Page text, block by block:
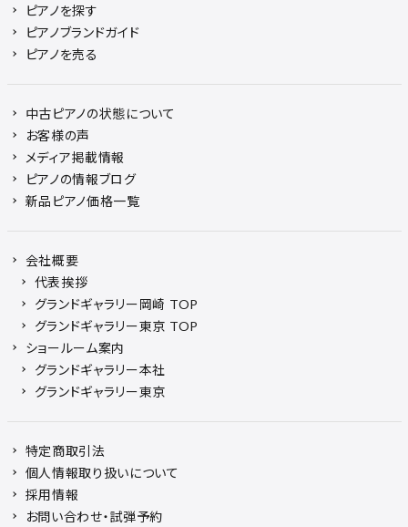
ピアノを探す
ピアノブランドガイド
ピアノを売る
中古ピアノの状態について
お客様の声
メディア掲載情報
ピアノの情報ブログ
新品ピアノ価格一覧
会社概要
代表挨拶
グランドギャラリー岡崎 TOP
グランドギャラリー東京 TOP
ショールーム案内
グランドギャラリー本社
グランドギャラリー東京
特定商取引法
個人情報取り扱いについて
採用情報
お問い合わせ・試弾予約